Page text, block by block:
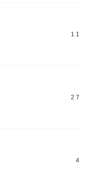
1 152
2 702
467